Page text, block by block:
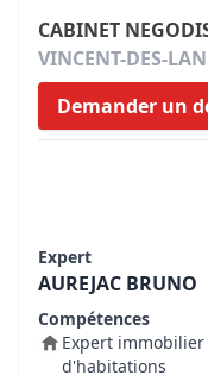
CABINET
VINCENT-DES-
Demander un
Expert
AUREJAC BRUNO
Compétences
Expert
d'habitations